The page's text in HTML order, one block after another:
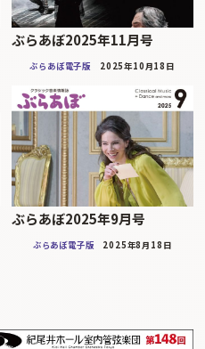
ぶらあぼ2025年11月号
ぶらあぼ電子版 2025年10月18日
ぶらあぼ2025年9月号
ぶらあぼ電子版 2025年8月18日